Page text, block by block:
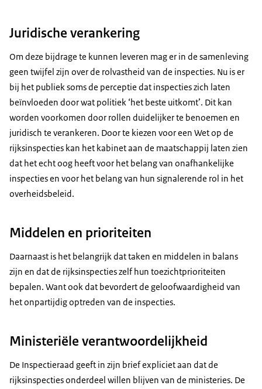
Juridische verankering
Om deze bijdrage te kunnen leveren mag er in de samenleving
geen twijfel zijn over de rolvastheid van de inspecties. Nu is er
bij het publiek soms de perceptie dat inspecties zich laten
beïnvloeden door wat politiek ‘het beste uitkomt’. Dit kan
worden voorkomen door rollen duidelijker te benoemen en
juridisch te verankeren. Door te kiezen voor een Wet op de
rijksinspecties kan het kabinet aan de maatschappij laten zien
dat het echt oog heeft voor het belang van onafhankelijke
inspecties en voor het belang van hun signalerende rol in het
overheidsbeleid.
Middelen en prioriteiten
Daarnaast is het belangrijk dat taken en middelen in balans
zijn en dat de rijksinspecties zelf hun toezichtprioriteiten
bepalen. Want ook dat bevordert de geloofwaardigheid van
het onpartijdig optreden van de inspecties.
Ministeriële verantwoordelijkheid
De Inspectieraad geeft in zijn brief expliciet aan dat de
rijksinspecties onderdeel willen blijven van de ministeries. De